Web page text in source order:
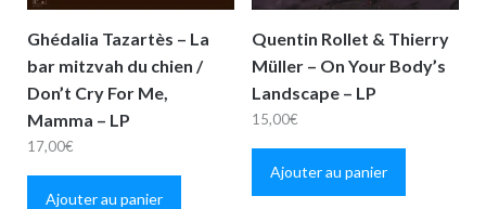
Ghédalia Tazartès – La
bar mitzvah du chien /
Don’t Cry For Me,
Mamma – LP
17,00€
Ajouter au panier
Quentin Rollet & Thierry
Müller – On Your Body’s
Landscape – LP
15,00€
Ajouter au panier